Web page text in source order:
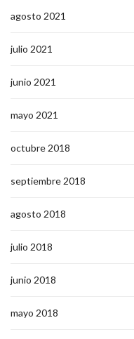
agosto 2021
julio 2021
junio 2021
mayo 2021
octubre 2018
septiembre 2018
agosto 2018
julio 2018
junio 2018
mayo 2018